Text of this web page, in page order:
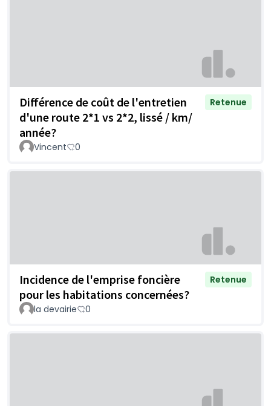
Différence de coût de l'entretien
d'une route 2*1 vs 2*2, lissé / km/
année?
Retenue
Vincent 0
Incidence de l'emprise foncière
pour les habitations concernées?
Retenue
la devairie 0